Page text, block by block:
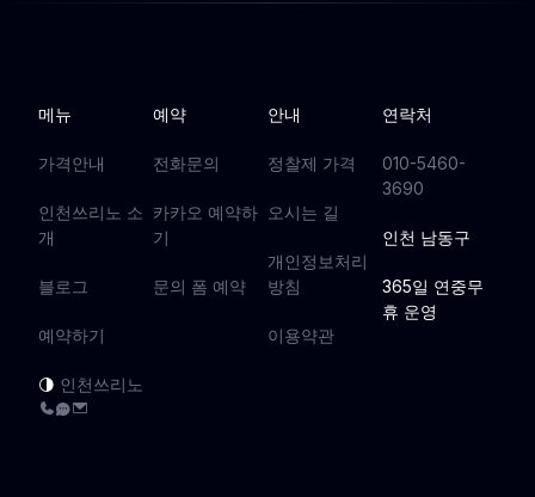
인천쓰리노
메뉴
가격안내
인천쓰리노 소
개
블로그
예약하기
예약
전화문의
카카오 예약하
기
문의 폼 예약
안내
정찰제 가격
오시는 길
개인정보처리
방침
이용약관
연락처
010-5460-
3690
인천 남동구
365일 연중무
휴 운영